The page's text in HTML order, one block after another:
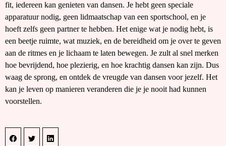
fit, iedereen kan genieten van dansen. Je hebt geen speciale
apparatuur nodig, geen lidmaatschap van een sportschool, en je
hoeft zelfs geen partner te hebben. Het enige wat je nodig hebt, is
een beetje ruimte, wat muziek, en de bereidheid om je over te geven
aan de ritmes en je lichaam te laten bewegen. Je zult al snel merken
hoe bevrijdend, hoe plezierig, en hoe krachtig dansen kan zijn. Dus
waag de sprong, en ontdek de vreugde van dansen voor jezelf. Het
kan je leven op manieren veranderen die je je nooit had kunnen
voorstellen.